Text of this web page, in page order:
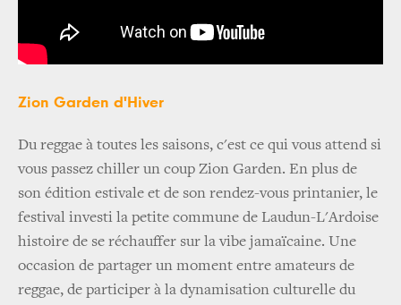
Zion Garden d'Hiver
Du reggae à toutes les saisons, c'est ce qui vous attend si
vous passez chiller un coup Zion Garden. En plus de
son édition estivale et de son rendez-vous printanier, le
festival investi la petite commune de Laudun-L'Ardoise
histoire de se réchauffer sur la vibe jamaïcaine. Une
occasion de partager un moment entre amateurs de
reggae, de participer à la dynamisation culturelle du